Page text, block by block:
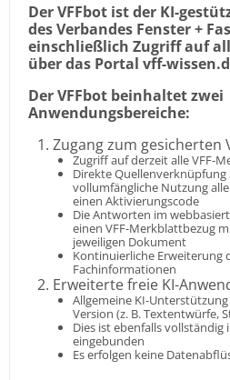
Der VFFbot ist der KI-
des Verbandes Fenster +
einschließlich Zugriff auf
über das Portal vff-
Der VFFbot beinhaltet zwei
Anwendungsbereiche:
Zugang zum gesicherten
Zugriff auf derzeit alle VFF-
Direkte Quellenverknüpfung
vollumfängliche Nutzung
einen Aktivierungscode
Die Antworten im
einen VFF-Merkblattbezug
jeweiligen Dokument
Kontinuierliche Erweiterung
Fachinformationen
Erweiterte freie KI-
Allgemeine KI-
Version (z. B. Textentwürfe,
Dies ist ebenfalls vollständig
eingebunden
Es erfolgen keine